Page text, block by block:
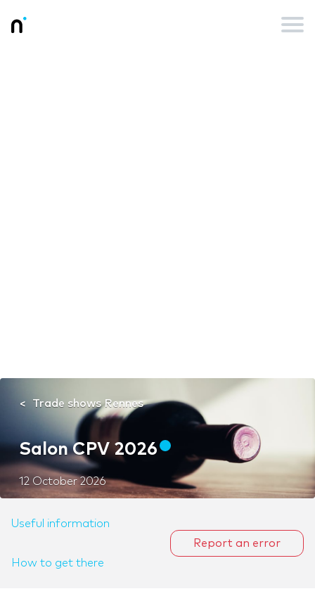
Trade shows Rennes
Salon CPV 2026
12 October 2026
Useful information
How to get there
Report an error